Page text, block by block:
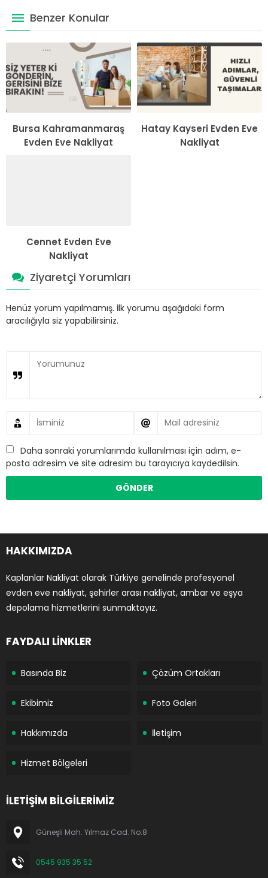
Benzer Konular
Bursa Kahramanmaraş
Evden Eve Nakliyat
Hatay Kayseri Evden Eve
Nakliyat
Cennet Evden Eve
Nakliyat
Ziyaretçi Yorumları
Henüz yorum yapılmamış. İlk yorumu aşağıdaki form
aracılığıyla siz yapabilirsiniz.
Daha sonraki yorumlarımda kullanılması için adım, e-
posta adresim ve site adresim bu tarayıcıya kaydedilsin.
HAKKIMIZDA
Kaplanlar Nakliyat olarak Türkiye genelinde profesyonel
evden eve nakliyat, şehirler arası nakliyat, ambar ve eşya
depolama hizmetlerini sunmaktayız.
FAYDALI LİNKLER
Basında Biz Çözüm Ortakları
Ekibimiz Foto Galeri
Hakkımızda İletişim
Hizmet Bölgeleri
İLETİŞİM BİLGİLERİMİZ
Güneşli Mah. Yılmaz Cad. No:8
0545 935 35 52